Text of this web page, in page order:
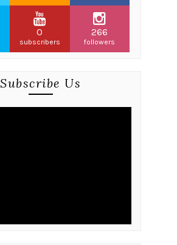
0
subscribers
266
followers
Subscribe Us